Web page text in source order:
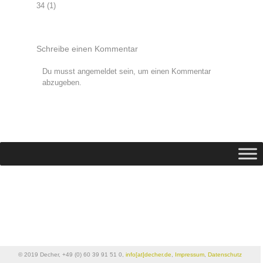
Beitragsnavigation
34 (1)
Schreibe einen Kommentar
Du musst angemeldet sein, um einen Kommentar
abzugeben.
© 2019 Decher, +49 (0) 60 39 91 51 0,info[at]decher.de Impressum ,Datenschutz